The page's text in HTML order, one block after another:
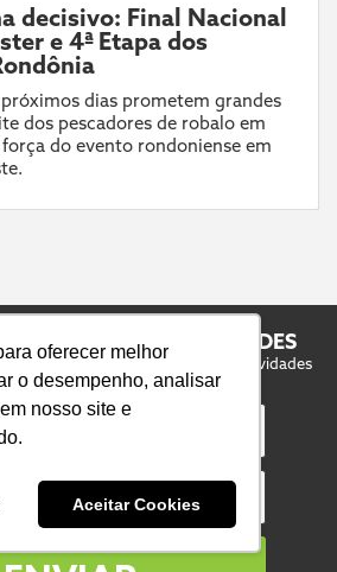
oferecer melhor
o desempenho, analisar
nosso site e
Aceitar Cookies
decisivo: Final Nacional
e 4ª Etapa dos
dias prometem grandes
dos pescadores de robalo em
do evento rondoniense em
COM AS NOVIDADES
da Fish TV e acompanhe as novidades
da Pesca Esportiva.